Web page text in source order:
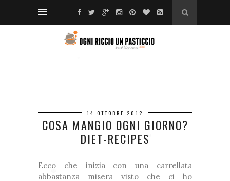
14 OTTOBRE 2012
COSA MANGIO OGNI GIORNO?
DIET-RECIPES
Ecco che inizia con una carrellata
abbastanza misera visto che ci ho
❅
*
*
*
❅
❅